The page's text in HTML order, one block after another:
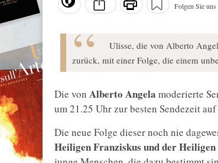
Folgen Sie uns
Ulisse, die von Alberto
zurück, mit einer Folge, die einem
Die von Alberto Angela moderierte
um 21.25 Uhr zur besten Sendezeit
Die neue Folge dieser noch nie
Heiligen Franziskus und der